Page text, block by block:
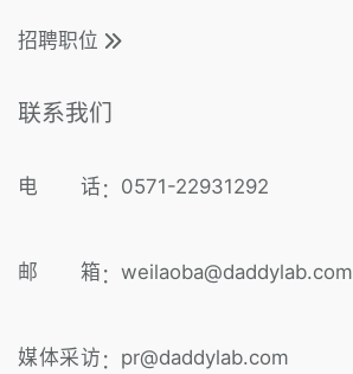
招聘职位
联系我们
电 话 ： 0571-22931292
邮 箱 ： weilaoba@daddylab.com
媒体采访 ： pr@daddylab.com